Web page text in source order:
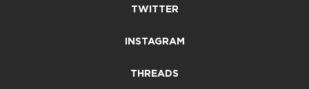
TWITTER
INSTAGRAM
THREADS